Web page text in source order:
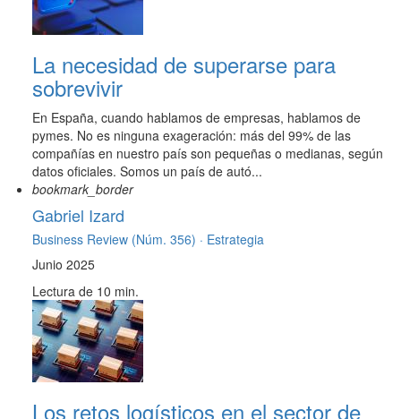
La necesidad de superarse para
sobrevivir
En España, cuando hablamos de empresas, hablamos de
pymes. No es ninguna exageración: más del 99% de las
compañías en nuestro país son pequeñas o medianas, según
datos oficiales. Somos un país de autó...
bookmark_border
Gabriel Izard
Business Review (Núm. 356) · Estrategia
Junio 2025
Lectura de 10 min.
Los retos logísticos en el sector de